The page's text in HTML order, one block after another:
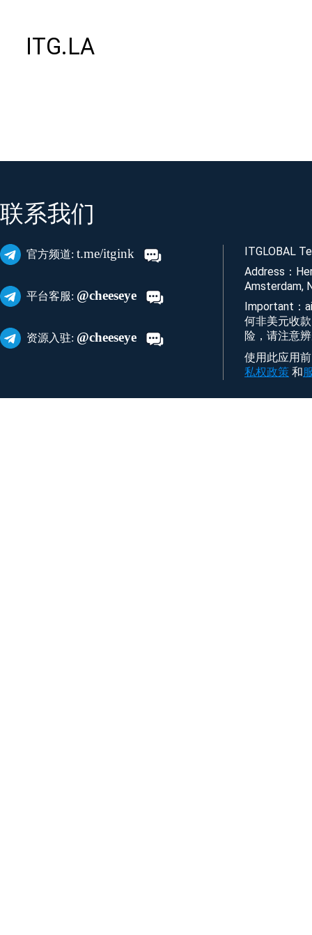
ITG.LA
联系我们
官方频道: t.me/itgink
平台客服: @cheeseye
资源入驻: @cheeseye
ITGLOBAL
Address：
Amsterdam,
Important：
何非美元收
险，请注意
使用此应用
私权政策 和